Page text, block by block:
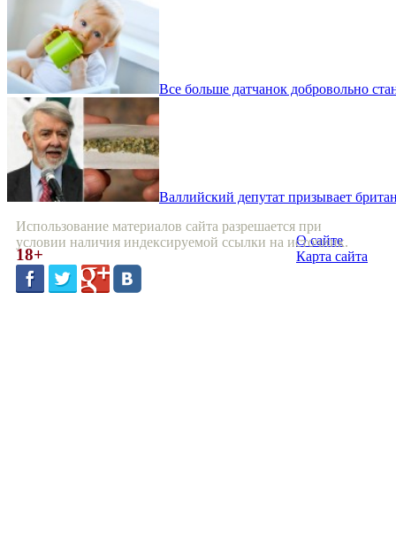
Все больше датчанок добровольно
Валлийский депутат призывает
Использование материалов сайта разрешается при
условии наличия индексируемой ссылки на источник.
18+
О сайте
Карта сайта